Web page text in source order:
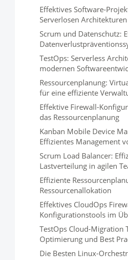
Effektives Software-
Serverlosen Architekturen
Scrum und Datenschutz:
TestOps: Serverless
modernen
Ressourcenplanung:
für eine effiziente
Effektive Firewall-
das Ressourcenplanung
Kanban Mobile Device
Effizientes Management
Scrum Load Balancer:
Lastverteilung in agilen
Effiziente
Ressourcenallokation
Effektives CloudOps
Konfigurationstools im
TestOps Cloud-Migration
Optimierung und Best
Die Besten Linux-